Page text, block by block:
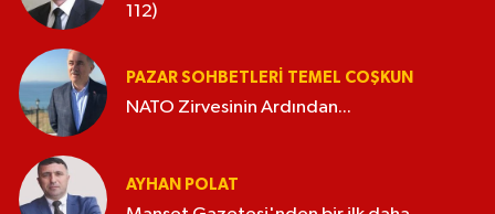
112)
PAZAR SOHBETLERI TEMEL COŞKUN
NATO Zirvesinin Ardından...
AYHAN POLAT